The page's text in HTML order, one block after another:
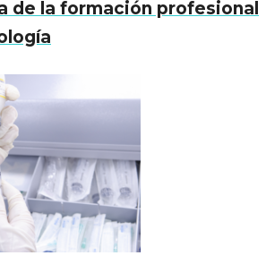
de la formación profesional